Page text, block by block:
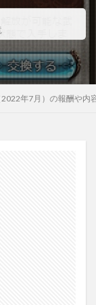
2022年7月）の報酬や